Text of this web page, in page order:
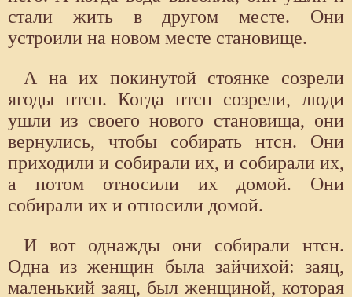
стали жить в другом месте. Они
устроили на новом месте становище.
А на их покинутой стоянке созрели
ягоды нтсн. Когда нтсн созрели, люди
ушли из своего нового становища, они
вернулись, чтобы собирать нтсн. Они
приходили и собирали их, и собирали их,
а потом относили их домой. Они
собирали их и относили домой.
И вот однажды они собирали нтсн.
Одна из женщин была зайчихой: заяц,
маленький заяц, был женщиной, которая